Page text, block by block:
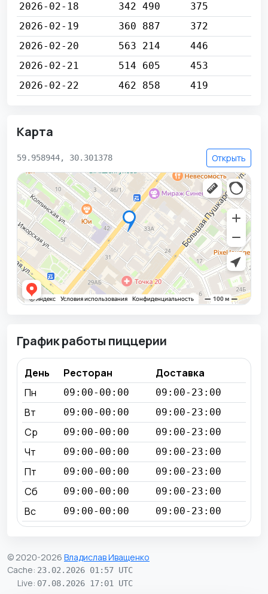
2026-02-18
342 490
375
2026-02-19
360 887
372
2026-02-20
563 214
446
2026-02-21
514 605
453
2026-02-22
462 858 419
Карта
59.958944, 30.301378 Открыть
График работы пиццерии
День Ресторан
Доставка
Пн
09:00-00:00 09:00-23:00
Вт 09:00-00:00 09:00-23:00
Ср 09:00-00:00 09:00-23:00
Чт 09:00-00:00 09:00-23:00
Пт 09:00-00:00 09:00-23:00
Сб 09:00-00:00 09:00-23:00
Вс 09:00-00:00 09:00-23:00
© 2020-2026 Владислав Иващенко
Cache: 23.02.2026 01:57 UTC
Live: 07.08.2026 17:01 UTC